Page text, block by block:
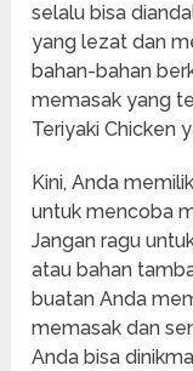
selalu bisa
yang lezat dan
bahan-bahan
memasak yang
Teriyaki Chicken
Kini, Anda
untuk mencoba
Jangan ragu
atau bahan
buatan Anda
memasak dan
Anda bisa